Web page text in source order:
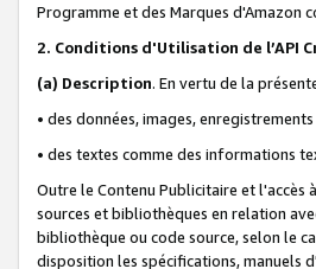
Programme et des Marques d'Amazon
2. Conditions d'Utilisation de l’API
(a) Description. En vertu de la
• des données, images,
• des textes comme des informations
Outre le Contenu Publicitaire et l'accès
sources et bibliothèques en relation
bibliothèque ou code source, selon le
disposition les spécifications, manuels